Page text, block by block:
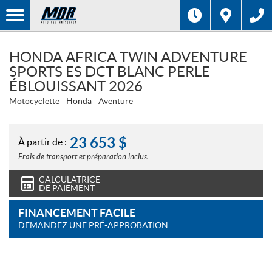
HONDA AFRICA TWIN ADVENTURE
SPORTS ES DCT BLANC PERLE
ÉBLOUISSANT 2026
Motocyclette Honda Aventure
À partir de : 23 653 $
Frais de transport et préparation inclus.
CALCULATRICE
DE PAIEMENT
FINANCEMENT FACILE
DEMANDEZ UNE PRÉ-APPROBATION